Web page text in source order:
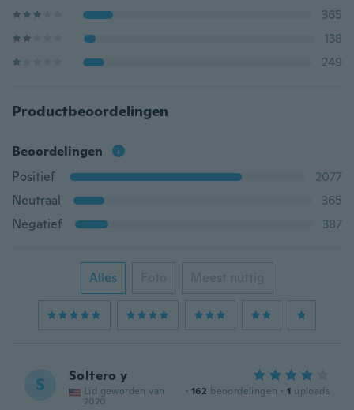
365
138
249
Productbeoordelingen
Beoordelingen
Positief
2077
Neutraal
365
Negatief
387
Alles Foto Meest nuttig
S Soltero y
Lid geworden van
2020
· 162 beoordelingen · 1 uploads